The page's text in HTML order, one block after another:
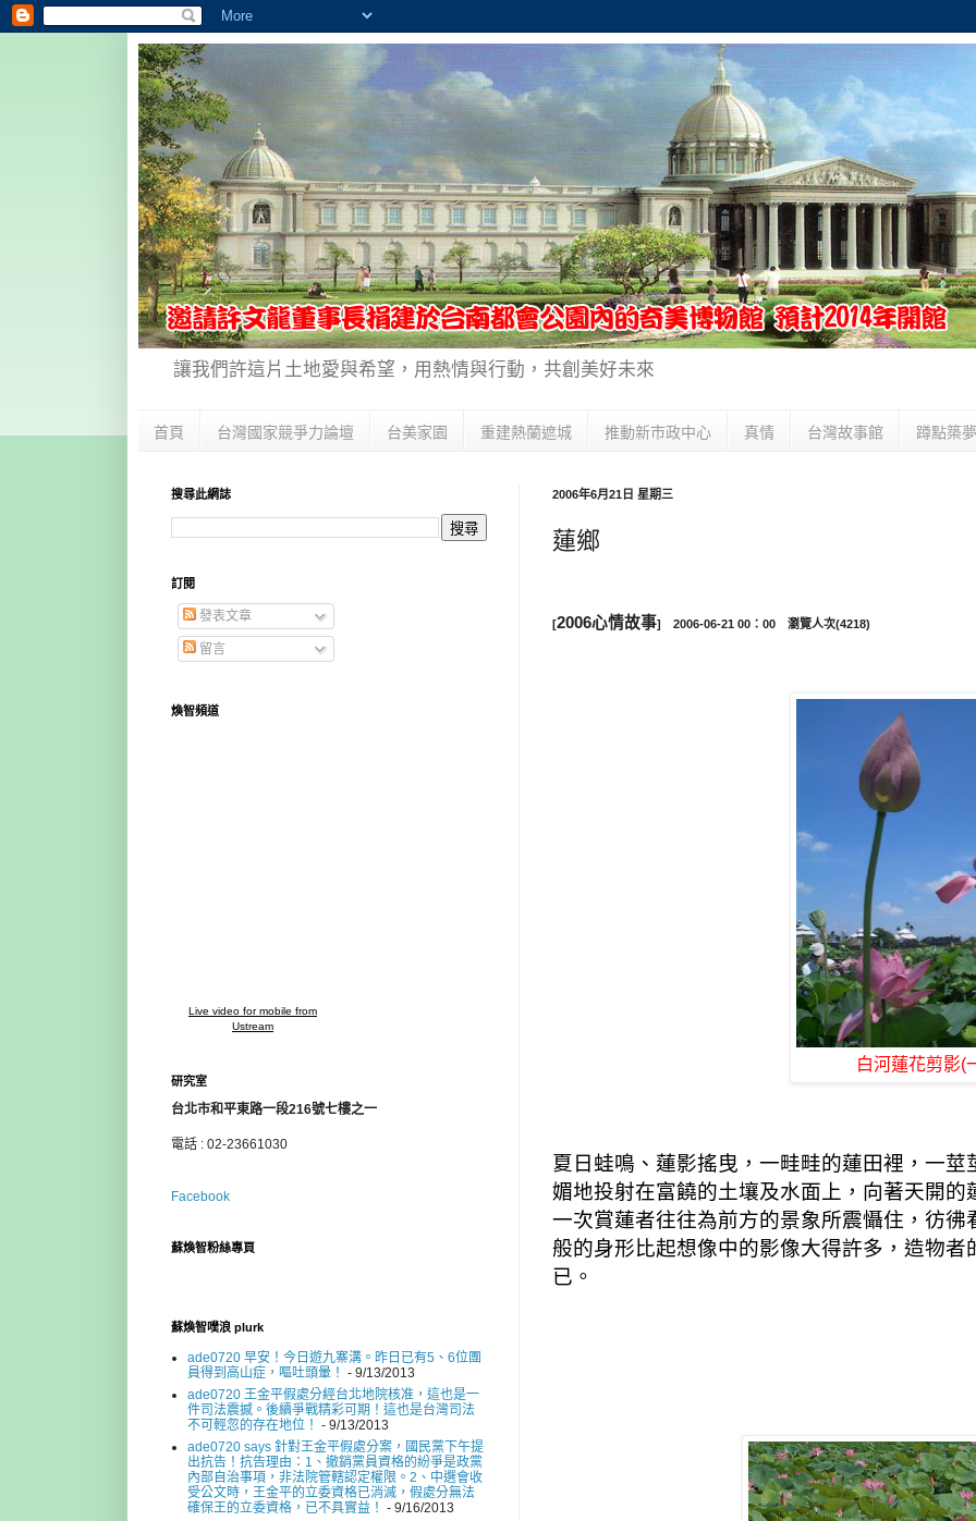
讓我們許這片土地愛與希望，用熱情與行動，共創美好未來
首頁 台灣國家競爭力論壇 台美家園 重建熱蘭遮城 推動新市政中心 真情 台灣故事館 蹲點築夢
2006年6月21日 星期三
蓮鄉
[2006心情故事] 2006-06-21 00：00 瀏覽人次(4218)
白河蓮花剪影(
夏日蛙鳴、蓮影搖曳，一畦畦的蓮田裡，一
媚地投射在富饒的土壤及水面上，向著天開
一次賞蓮者往往為前方的景象所震懾住，彷
般的身形比起想像中的影像大得許多，造物
已。
搜尋此網誌
訂閱
發表文章
留言
煥智頻道
Live video for mobile from
Ustream
研究室
台北市和平東路一段216號七樓之一
電話 : 02-23661030
Facebook
蘇煥智粉絲專頁
蘇煥智噗浪 plurk
ade0720 早安！今日遊九寨溝。昨日已有5、6位團
員得到高山症，嘔吐頭暈！ - 9/13/2013
ade0720 王金平假處分經台北地院核准，這也是一
件司法震撼。後續爭戰精彩可期！這也是台灣司法
不可輕忽的存在地位！ - 9/13/2013
ade0720 says 針對王金平假處分案，國民黨下午提
出抗告！抗告理由：1、撤銷黨員資格的紛爭是政黨
內部自治事項，非法院管轄認定權限。2、中選會收
受公文時，王金平的立委資格已消滅，假處分無法
確保王的立委資格，已不具實益！ - 9/16/2013